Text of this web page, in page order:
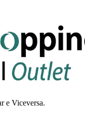
e Viceversa.